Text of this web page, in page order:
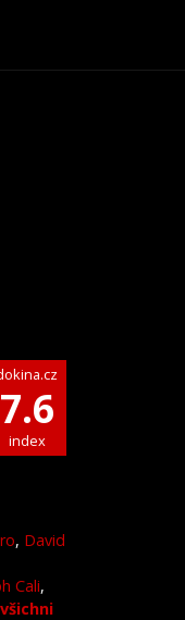
7.6
index
, David
Cali,
všichni